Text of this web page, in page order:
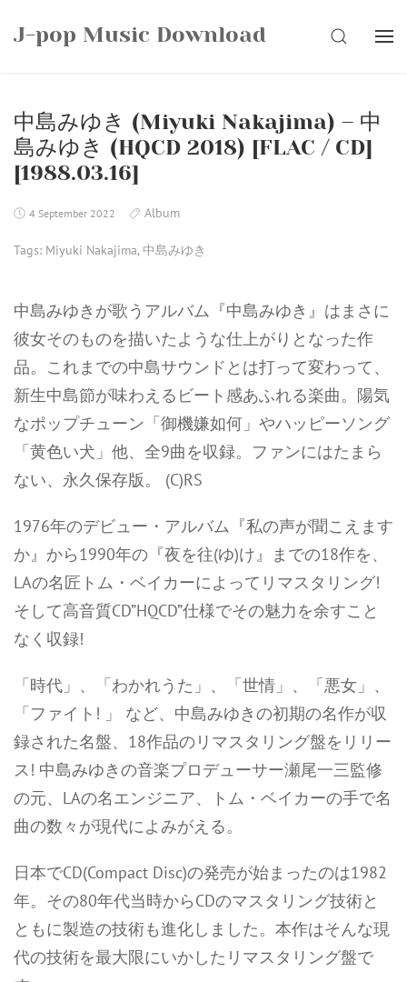
J-pop Music Download SEARCH
中島みゆき (Miyuki Nakajima) – 中
島みゆき (HQCD 2018) [FLAC / CD]
[1988.03.16]
4 September 2022 Album
Tags: Miyuki Nakajima, 中島みゆき
中島みゆきが歌うアルバム『中島みゆき』はまさに
彼女そのものを描いたような仕上がりとなった作
品。これまでの中島サウンドとは打って変わって、
新生中島節が味わえるビート感あふれる楽曲。陽気
なポップチューン「御機嫌如何」やハッピーソング
「黄色い犬」他、全9曲を収録。ファンにはたまら
ない、永久保存版。 (C)RS
1976年のデビュー・アルバム『私の声が聞こえます
か』から1990年の『夜を往(ゆ)け』までの18作を、
LAの名匠トム・ベイカーによってリマスタリング!
そして高音質CD”HQCD”仕様でその魅力を余すこと
なく収録!
「時代」、「わかれうた」、「世情」、「悪女」、
「ファイト! 」 など、中島みゆきの初期の名作が収
録された名盤、18作品のリマスタリング盤をリリー
ス! 中島みゆきの音楽プロデューサー瀬尾一三監修
の元、LAの名エンジニア、トム・ベイカーの手で名
曲の数々が現代によみがえる。
日本でCD(Compact Disc)の発売が始まったのは1982
年。その80年代当時からCDのマスタリング技術と
ともに製造の技術も進化しました。本作はそんな現
代の技術を最大限にいかしたリマスタリング盤で